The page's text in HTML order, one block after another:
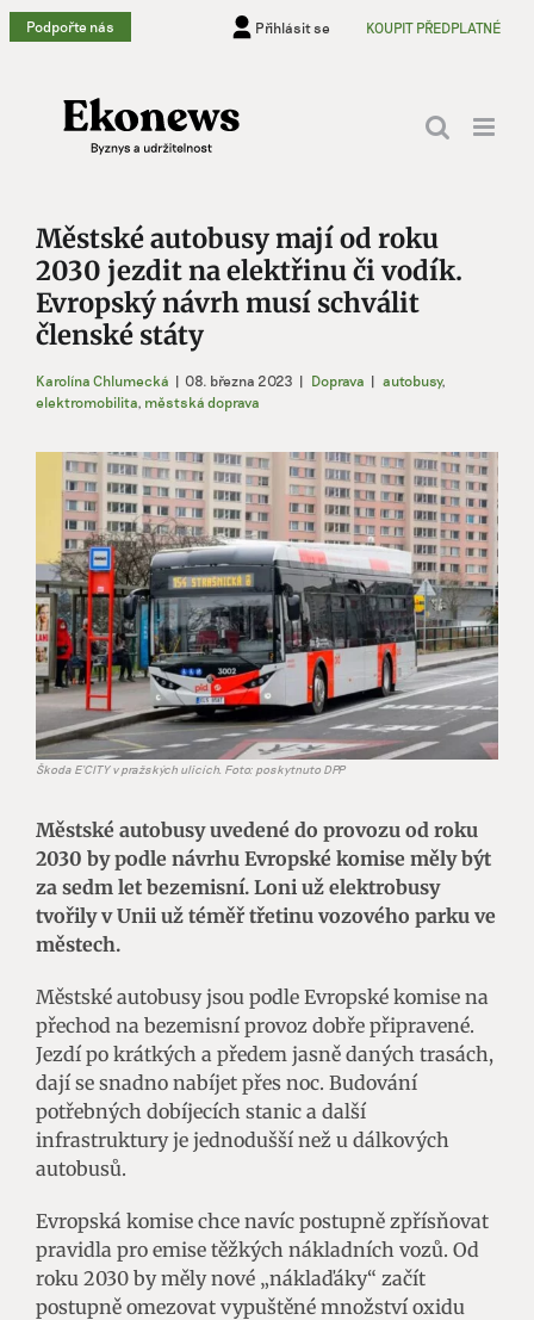
Přeskočit
na
Podpořte nás Přihlásit se KOUPIT PŘEDPLATNÉ
Městské autobusy mají od roku
2030 jezdit na elektřinu či vodík.
Evropský návrh musí schválit
členské státy
Karolína Chlumecká | 08. března 2023 | Doprava | autobusy,
elektromobilita, městská doprava
Zobrazit
větší
obrázek
Škoda E’CITY v pražských ulicích. Foto: poskytnuto DPP
Městské autobusy uvedené do provozu od roku
2030 by podle návrhu Evropské komise měly být
za sedm let bezemisní. Loni už elektrobusy
tvořily v Unii už téměř třetinu vozového parku ve
městech.
Městské autobusy jsou podle Evropské komise na
přechod na bezemisní provoz dobře připravené.
Jezdí po krátkých a předem jasně daných trasách,
dají se snadno nabíjet přes noc. Budování
potřebných dobíjecích stanic a další
infrastruktury je jednodušší než u dálkových
autobusů.
Evropská komise chce navíc postupně zpřísňovat
pravidla pro emise těžkých nákladních vozů. Od
roku 2030 by měly nové „náklaďáky“ začít
postupně omezovat vypuštěné množství oxidu